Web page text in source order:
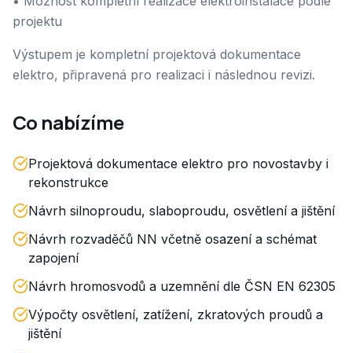
projektu
Výstupem je kompletní projektová dokumentace
elektro, připravená pro realizaci i následnou revizi.
Co nabízíme
Projektová dokumentace elektro pro novostavby i
rekonstrukce
Návrh silnoproudu, slaboproudu, osvětlení a jištění
Návrh rozvaděčů NN včetně osazení a schémat
zapojení
Návrh hromosvodů a uzemnění dle ČSN EN 62305
Výpočty osvětlení, zatížení, zkratových proudů a
jištění